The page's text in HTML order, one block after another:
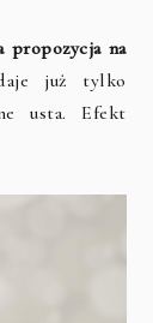
na
już tylko
usta. Efekt